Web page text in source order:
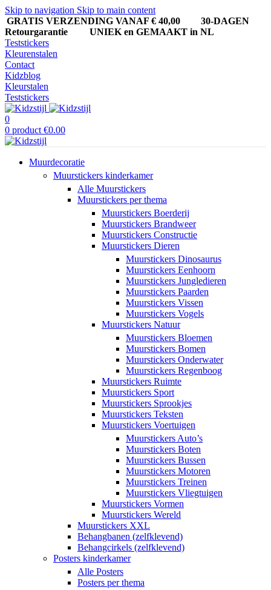
Skip to navigation Skip to main content
GRATIS VERZENDING VANAF € 40,00
30-DAGEN
Retourgarantie UNIEK en GEMAAKT in NL
Teststickers
Kleurenstalen
Contact
Kidzblog
Kleurstalen
Teststickers
0
0 product €0.00
Muurdecoratie
Muurstickers kinderkamer
Alle Muurstickers
Muurstickers per thema
Muurstickers Boerderij
Muurstickers Brandweer
Muurstickers Constructie
Muurstickers Dieren
Muurstickers Dinosaurus
Muurstickers Eenhoorn
Muurstickers Jungledieren
Muurstickers Paarden
Muurstickers Vissen
Muurstickers Vogels
Muurstickers Natuur
Muurstickers Bloemen
Muurstickers Bomen
Muurstickers Onderwater
Muurstickers Regenboog
Muurstickers Ruimte
Muurstickers Sport
Muurstickers Sprookjes
Muurstickers Teksten
Muurstickers Voertuigen
Muurstickers Auto’s
Muurstickers Boten
Muurstickers Bussen
Muurstickers Motoren
Muurstickers Treinen
Muurstickers Vliegtuigen
Muurstickers Vormen
Muurstickers Wereld
Muurstickers XXL
Behangbanen (zelfklevend)
Behangcirkels (zelfklevend)
Posters kinderkamer
Alle Posters
Posters per thema